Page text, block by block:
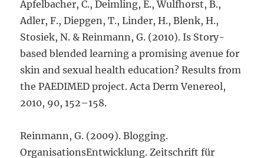
Apfelbacher, C., Deimling, E., Wulfhorst, B.,
Adler, F., Diepgen, T., Linder, H., Blenk, H.,
Stosiek, N. & Reinmann, G. (2010). Is Story-
based blended learning a promising avenue for
skin and sexual health education? Results from
the PAEDIMED project. Acta Derm Venereol,
2010, 90, 152–158.
Reinmann, G. (2009). Blogging.
OrganisationsEntwicklung. Zeitschrift für